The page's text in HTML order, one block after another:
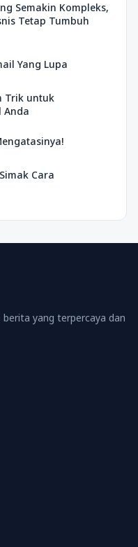
Semakin Kompleks,
Tetap Tumbuh
Yang Lupa
Trik untuk
Anda
Cara
yang terpercaya dan